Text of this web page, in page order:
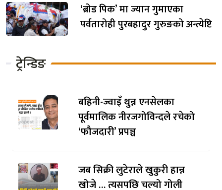
‘ब्रोड पिक’ मा ज्यान गुमाएका
पर्वतारोही पुरबहादुर गुरुङको अन्त्येष्टि
ट्रेन्डिङ
बहिनी-ज्वाइँ थुन्न एनसेलका
पूर्वमालिक नीरजगोविन्दले रचेको
‘फौजदारी’ प्रपञ्च
जब सिक्री लुटेराले खुकुरी हान्न
खोजे … त्यसपछि चल्यो गोली